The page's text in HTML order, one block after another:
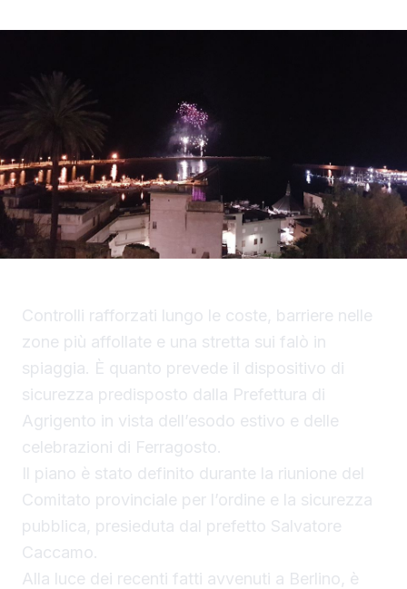
Controlli rafforzati lungo le coste, barriere nelle
zone più affollate e una stretta sui falò in
spiaggia. È quanto prevede il dispositivo di
sicurezza predisposto dalla Prefettura di
Agrigento in vista dell’esodo estivo e delle
celebrazioni di Ferragosto.
Il piano è stato definito durante la riunione del
Comitato provinciale per l’ordine e la sicurezza
pubblica, presieduta dal prefetto Salvatore
Caccamo.
Alla luce dei recenti fatti avvenuti a Berlino, è